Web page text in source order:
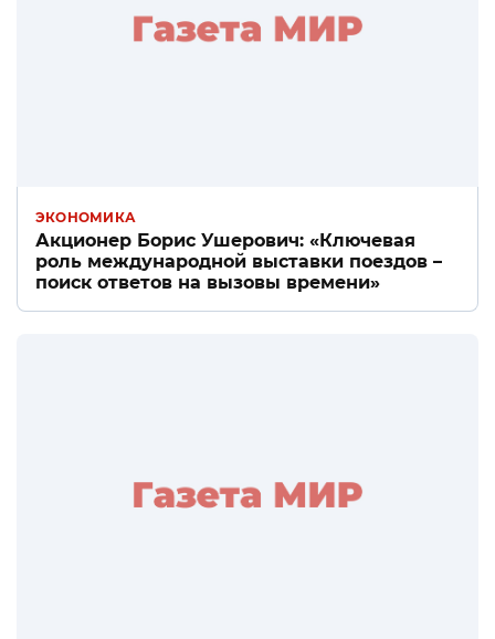
ЭКОНОМИКА
Акционер Борис Ушерович: «Ключевая
роль международной выставки поездов –
поиск ответов на вызовы времени»